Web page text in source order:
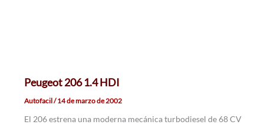
Peugeot 206 1.4 HDI
Autofacil/14 de marzo de 2002
El 206 estrena una moderna mecánica turbodiesel de 68 CV